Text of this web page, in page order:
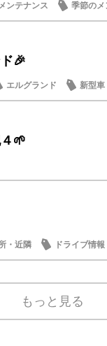
ンテナンス 季節のメ
🎉
エルグランド 新型車
🌱
・近隣 ドライブ情報
もっと見る